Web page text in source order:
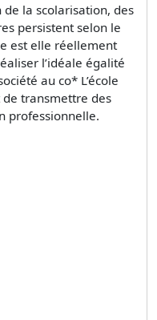
la scolarisation, des
persistent selon le
est elle réellement
l’idéale égalité
au co* L’école
transmettre des
professionnelle.